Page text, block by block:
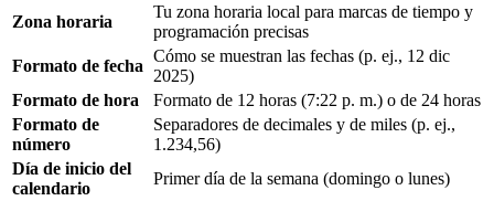
Zona horaria
Tu zona horaria local para marcas de tiempo y
programación precisas
Formato de fecha
Cómo se muestran las fechas (p. ej., 12 dic
2025)
Formato de hora
Formato de 12 horas (7:22 p. m.) o de 24 horas
Formato de
número
Separadores de decimales y de miles (p. ej.,
1.234,56)
Día de inicio del
calendario
Primer día de la semana (domingo o lunes)